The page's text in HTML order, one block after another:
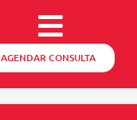
AGENDAR CONSULTA